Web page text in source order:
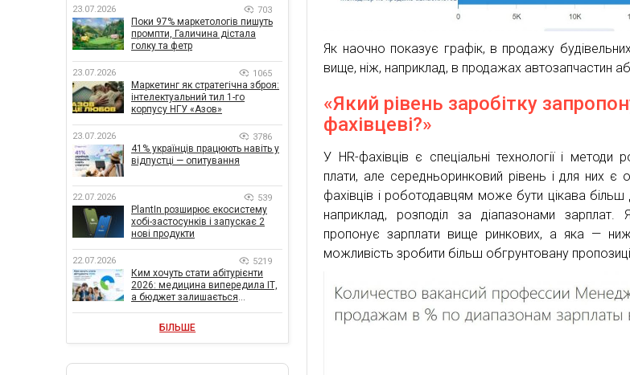
Як наочно показує графік, в продажу
вище, ніж, наприклад, в продажах автозапчастин
«Який рівень заробітку
фахівцеві?»
У HR-фахівців є спеціальні технології і методи
плати, але середньоринковий рівень і для них є
фахівців і роботодавцям може бути цікава більш
наприклад, розподіл за діапазонами зарплат.
пропонує зарплати вище ринкових, а яка —
можливість зробити більш обгрунтовану
23.07.2026 703
Поки 97% маркетологів пишуть
промпти, Галичина дістала
голку та фетр
23.07.2026 1065
Маркетинг як стратегічна зброя:
інтелектуальний тил 1-го
корпусу НГУ «Азов»
23.07.2026 3786
41% українців працюють навіть у
відпустці — опитування
22.07.2026 539
PlantIn розширює екосистему
хобі-застосунків і запускає 2
нові продукти
22.07.2026 5219
Ким хочуть стати абітурієнти
2026: медицина випередила ІТ,
а бюджет залишається
БІЛЬШЕ